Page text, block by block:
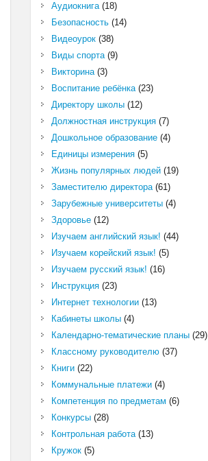
Аудиокнига(18)
Безопасность(14)
Видеоурок(38)
Виды спорта(9)
Викторина(3)
Воспитание ребёнка(23)
Директору школы(12)
Должностная инструкция(7)
Дошкольное образование(4)
Единицы измерения(5)
Жизнь популярных людей(19)
Заместителю директора(61)
Зарубежные университеты(4)
Здоровье(12)
Изучаем английский язык! (44)
Изучаем корейский язык! (5)
Изучаем русский язык! (16)
Инструкция(23)
Интернет технологии(13)
Кабинеты школы(4)
Календарно-тематические планы(29)
Классному руководителю(37)
Книги(22)
Коммунальные платежи(4)
Компетенция по предметам (6)
Конкурсы(28)
Контрольная работа(13)
Кружок(5)